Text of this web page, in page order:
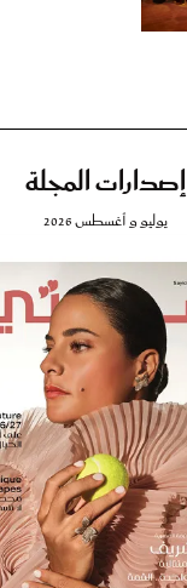
إصدارات المجلة
يوليو و أغسطس 2026